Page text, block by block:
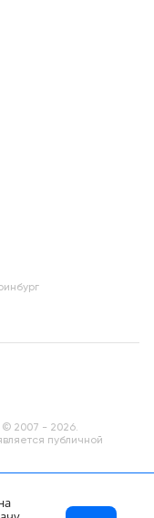
2007 - 2026.
публичной